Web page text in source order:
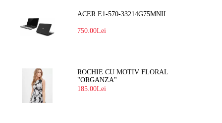
ACER E1-570-33214G75MNII
750.00Lei
ROCHIE CU MOTIV FLORAL
"ORGANZA"
185.00Lei